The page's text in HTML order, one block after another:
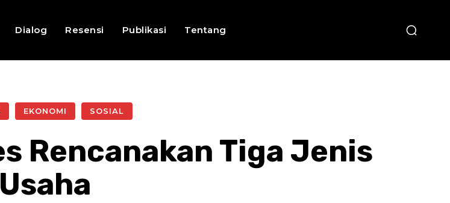
Dialog Resensi Publikasi Tentang
EKONOMI SOSIAL
Rencanakan Tiga Jenis
Usaha